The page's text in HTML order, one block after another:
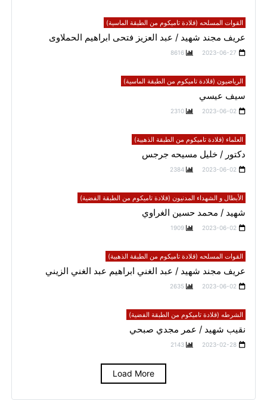
القوات المسلحه (قلادة تاميكوم من الطبقة الماسية)
عريف مجند شهيد / عبد العزيز فتحى ابراهيم الحملاوى
2023-06-27
8616
الرياضيون (قلادة تاميكوم من الطبقة الماسية)
سيف عيسي
2023-06-02
2310
العلماء (قلادة تاميكوم من الطبقة الذهبية)
دكتور / خليل مسيحه جرجس
2023-06-02
2384
الأبطال و الشهداء المدنيون (قلادة تاميكوم من الطبقة الفضية)
شهيد / محمد حسين الغراوي
2023-06-02
1909
القوات المسلحه (قلادة تاميكوم من الطبقة الذهبية)
عريف مجند شهيد / عبد الغني ابراهيم عبد الغني الزيني
2023-06-02
2635
الشرطه (قلادة تاميكوم من الطبقة الفضية)
نقيب شهيد / عمر مجدي صبحي
2023-02-28
2143
Load More